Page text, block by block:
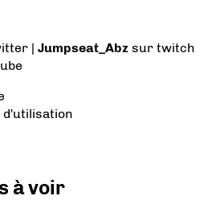
|Jumpseat_Abz sur twitch
d'utilisation
à voir